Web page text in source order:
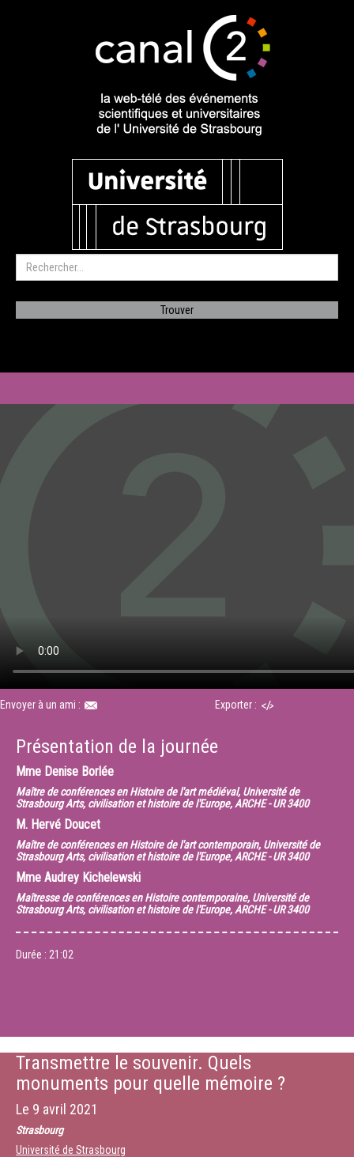
Envoyer à un ami : Exporter :
Présentation de la journée
Mme Denise Borlée
Maître de conférences en Histoire de l'art médiéval, Université de
Strasbourg Arts, civilisation et histoire de l'Europe, ARCHE - UR 3400
M. Hervé Doucet
Maître de conférences en Histoire de l'art contemporain, Université de
Strasbourg Arts, civilisation et histoire de l'Europe, ARCHE - UR 3400
Mme Audrey Kichelewski
Maîtresse de conférences en Histoire contemporaine, Université de
Strasbourg Arts, civilisation et histoire de l'Europe, ARCHE - UR 3400
Durée : 21:02
Transmettre le souvenir. Quels
monuments pour quelle mémoire ?
Le 9 avril 2021
Strasbourg
Université de Strasbourg